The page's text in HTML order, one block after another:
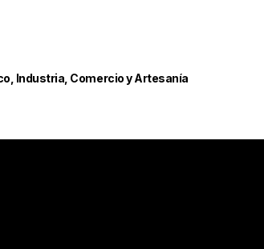
Industria, Comercio y Artesanía